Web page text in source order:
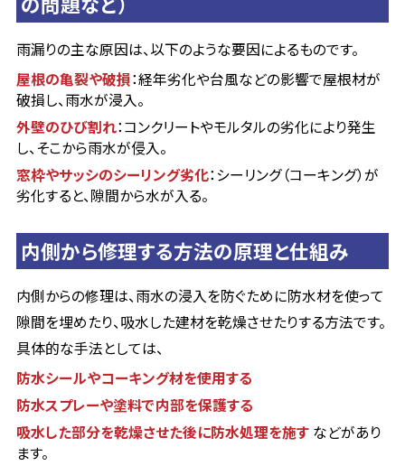
雨漏りの主な原因は、以下のような要因によるものです。
屋根の亀裂や破損：経年劣化や台風などの影響で屋根材が
破損し、雨水が浸入。
外壁のひび割れ：コンクリートやモルタルの劣化により発生
し、そこから雨水が侵入。
窓枠やサッシのシーリング劣化：シーリング（コーキング）が
劣化すると、隙間から水が入る。
内側から修理する方法の原理と仕組み
内側からの修理は、雨水の浸入を防ぐために防水材を使って
隙間を埋めたり、吸水した建材を乾燥させたりする方法です。
具体的な手法としては、
防水シールやコーキング材を使用する
防水スプレーや塗料で内部を保護する
吸水した部分を乾燥させた後に防水処理を施すなどがあり
ます。